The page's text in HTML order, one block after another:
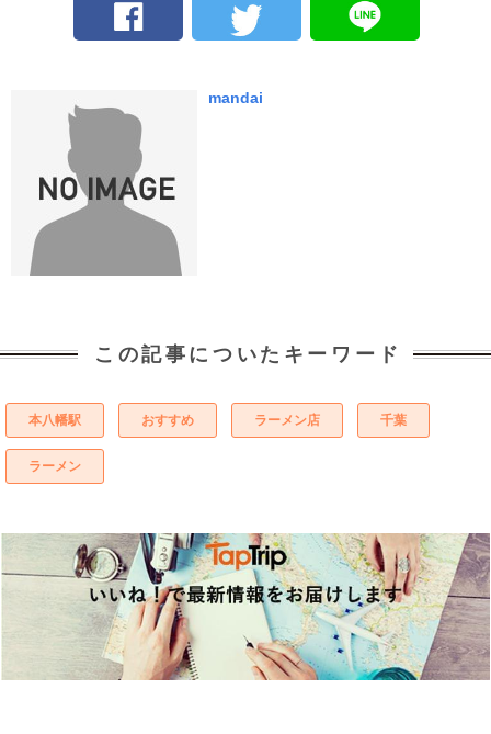
mandai
この記事についたキーワード
本八幡駅 おすすめ ラーメン店 千葉
ラーメン